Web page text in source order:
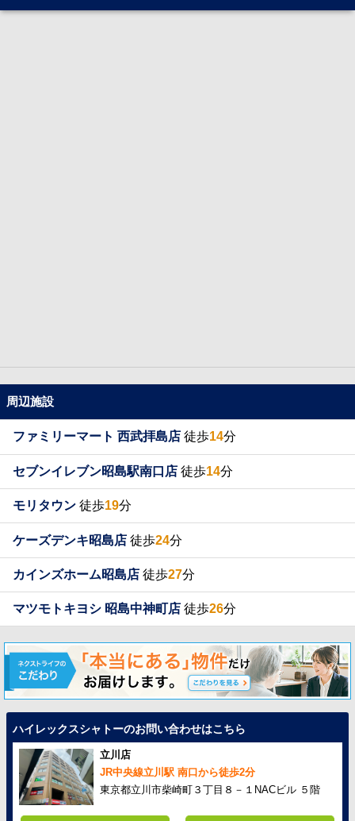
周辺施設
ファミリーマート 西武拝島店 徒歩14分
セブンイレブン昭島駅南口店 徒歩14分
モリタウン 徒歩19分
ケーズデンキ昭島店 徒歩24分
カインズホーム昭島店 徒歩27分
マツモトキヨシ 昭島中神町店 徒歩26分
ハイレックスシャトーのお問い合わせはこちら
立川店
JR中央線立川駅 南口から徒歩2分
東京都立川市柴崎町３丁目８－１NACビル ５階